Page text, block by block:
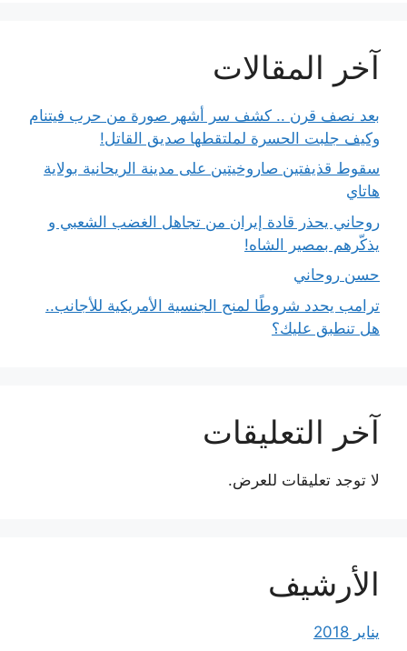
آخر المقالات
بعد نصف قرن .. كشف سر أشهر صورة من حرب فيتنام
وكيف جلبت الحسرة لملتقطها صديق القاتل!
سقوط قذيفتين صاروخيتين على مدينة الريحانية بولاية
هاتاي
روحاني يحذر قادة إيران من تجاهل الغضب الشعبي و
يذكّرهم بمصير الشاه!
حسن روحاني
ترامب يحدد شروطًا لمنح الجنسية الأمريكية للأجانب..
هل تنطبق عليك؟
آخر التعليقات
لا توجد تعليقات للعرض.
الأرشيف
يناير 2018